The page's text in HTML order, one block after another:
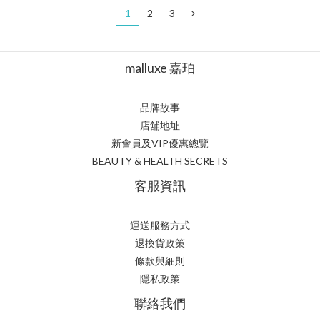
1 2 3
malluxe 嘉珀
品牌故事
店舖地址
新會員及VIP優惠總覽
BEAUTY & HEALTH SECRETS
客服資訊
運送服務方式
退換貨政策
條款與細則
隱私政策
聯絡我們